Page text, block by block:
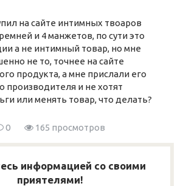
на сайте интимных твоаров
и 4 манжетов, по сути это
а не интимный товар, но мне
не то, точнее на сайте
продукта, а мне прислали его
производителя и не хотят
или менять товар, что делать?
0 165 просмотров
информацией со своими
приятелями!